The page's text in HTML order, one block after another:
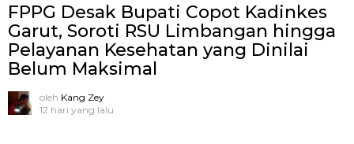
FPPG Desak Bupati Copot Kadinkes
Garut, Soroti RSU Limbangan hingga
Pelayanan Kesehatan yang Dinilai
Belum Maksimal
oleh Kang Zey
12 hari yang lalu